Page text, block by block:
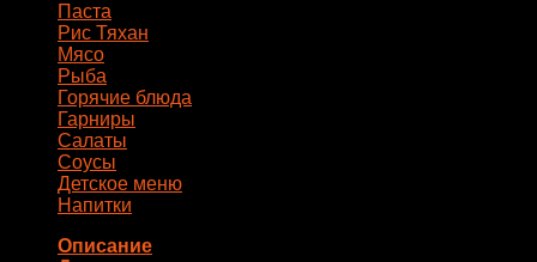
Паста
Рис Тяхан
Мясо
Рыба
Горячие блюда
Гарниры
Салаты
Соусы
Детское меню
Напитки
Описание